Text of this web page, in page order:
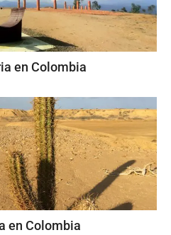
en Colombia
en Colombia